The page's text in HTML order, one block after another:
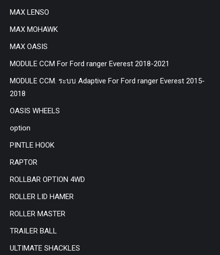
MAX LENSO
MAX MOHAWK
MAX OASIS
MODULE CCM For Ford ranger Everest 2018-2021
MODULE CCM. ระบบ Adaptive For Ford ranger Everest 2015-
2018
OASIS WHEELS
option
PINTLE HOOK
RAPTOR
ROLLBAR OPTION 4WD
ROLLER LID HAMER
ROLLER MASTER
TRAILER BALL
ULTIMATE SHACKLES